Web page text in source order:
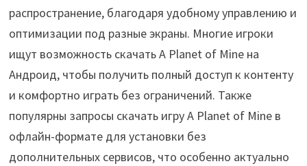
распространение, благодаря удобному управлению и
оптимизации под разные экраны. Многие игроки
ищут возможность скачать A Planet of Mine на
Андроид, чтобы получить полный доступ к контенту
и комфортно играть без ограничений. Также
популярны запросы скачать игру A Planet of Mine в
офлайн-формате для установки без
дополнительных сервисов, что особенно актуально